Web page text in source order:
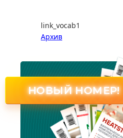
link_vocab1
Архив
НОВЫЙ НОМЕР!